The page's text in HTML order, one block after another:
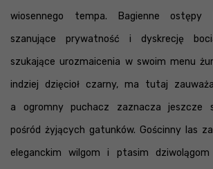
wiosennego tempa. Bagienne ostępy
szanujące prywatność i dyskrecję
szukające urozmaicenia w swoim menu
indziej dzięcioł czarny, ma tutaj
a ogromny puchacz zaznacza jeszcze
pośród żyjących gatunków. Gościnny las
eleganckim wilgom i ptasim dziwolągom